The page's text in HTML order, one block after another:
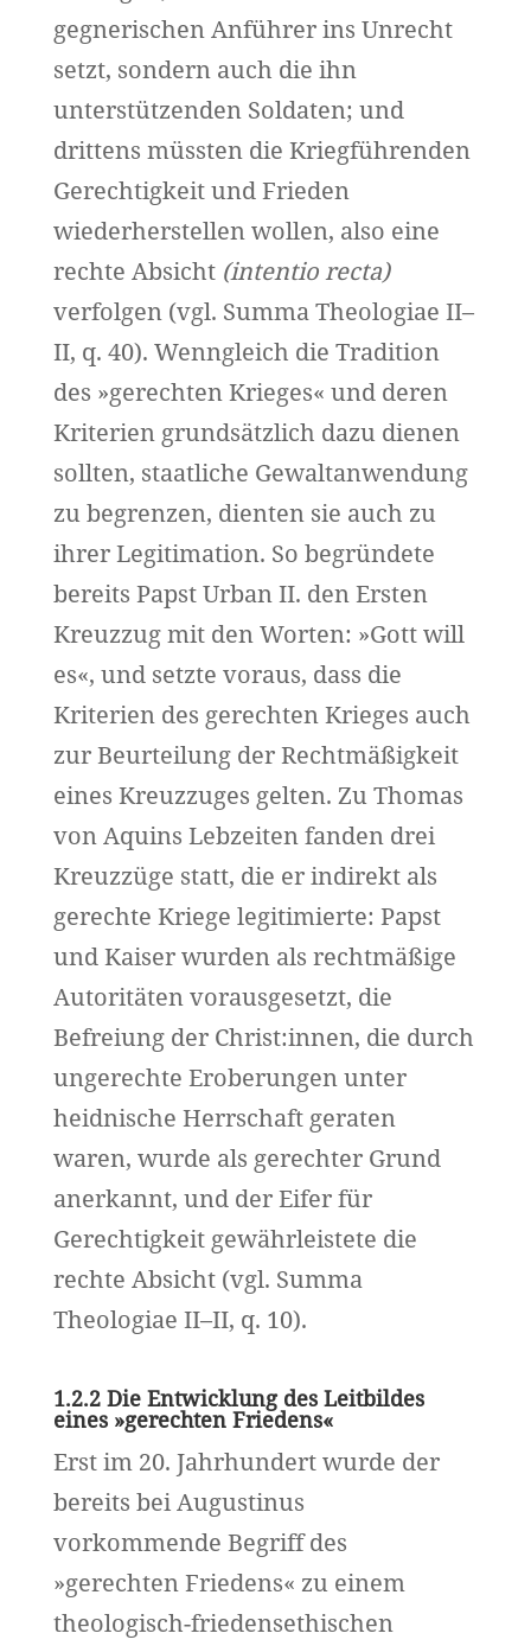
gegnerischen Anführer ins Unrecht
setzt, sondern auch die ihn
unterstützenden Soldaten; und
drittens müssten die Kriegführenden
Gerechtigkeit und Frieden
wiederherstellen wollen, also eine
rechte Absicht (intentio recta)
verfolgen (vgl. Summa Theologiae II–
II, q. 40). Wenngleich die Tradition
des »gerechten Krieges« und deren
Kriterien grundsätzlich dazu dienen
sollten, staatliche Gewaltanwendung
zu begrenzen, dienten sie auch zu
ihrer Legitimation. So begründete
bereits Papst Urban II. den Ersten
Kreuzzug mit den Worten: »Gott will
es«, und setzte voraus, dass die
Kriterien des gerechten Krieges auch
zur Beurteilung der Rechtmäßigkeit
eines Kreuzzuges gelten. Zu Thomas
von Aquins Lebzeiten fanden drei
Kreuzzüge statt, die er indirekt als
gerechte Kriege legitimierte: Papst
und Kaiser wurden als rechtmäßige
Autoritäten vorausgesetzt, die
Befreiung der Christ:innen, die durch
ungerechte Eroberungen unter
heidnische Herrschaft geraten
waren, wurde als gerechter Grund
anerkannt, und der Eifer für
Gerechtigkeit gewährleistete die
rechte Absicht (vgl. Summa
Theologiae II–II, q. 10).
1.2.2 Die Entwicklung des Leitbildes
eines »gerechten Friedens«
Erst im 20. Jahrhundert wurde der
bereits bei Augustinus
vorkommende Begriff des
»gerechten Friedens« zu einem
theologisch-friedensethischen